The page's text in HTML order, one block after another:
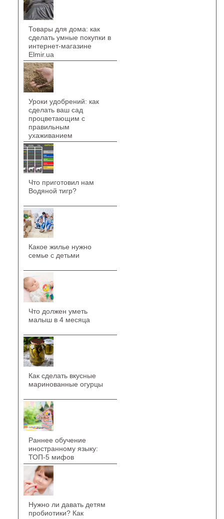
Товары для дома: как
сделать умные покупки в
интернет-магазине
Elmir.ua
Уроки удобрений: как
сделать ваш сад
процветающим с
правильным
ухаживанием
Что приготовил нам
Водяной тигр?
Какое жилье нужно
семье с детьми
Что должен уметь
малыш в 4 месяца
Как сделать вкусные
маринованные огурцы
Раннее обучение
иностранному языку:
ТОП-5 мифов
Нужно ли давать детям
пробиотики? Как